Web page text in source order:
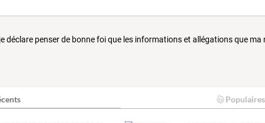
déclare penser de bonne foi que les informations et allégations que
Populaires